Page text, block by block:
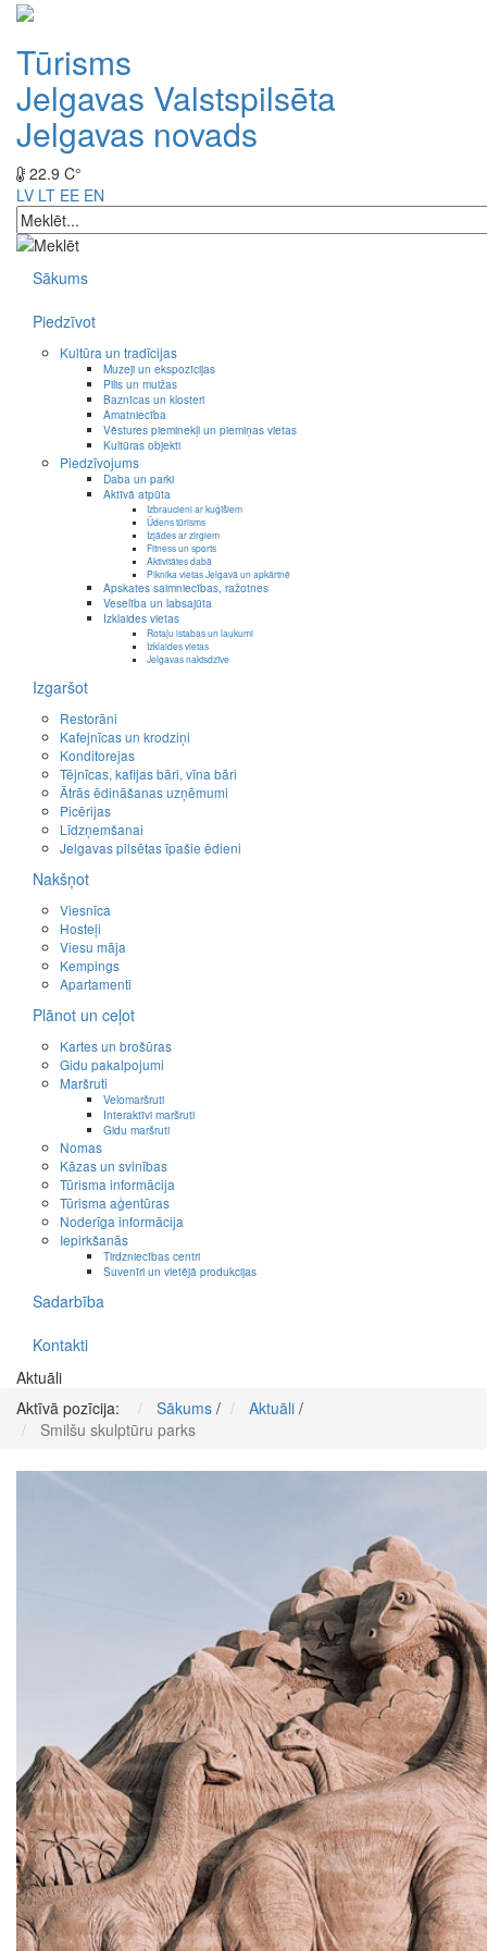
Tūrisms
Jelgavas Valstspilsēta
Jelgavas novads
22.9 C°
LV LT EE EN
Sākums
Piedzīvot
Kultūra un tradīcijas
Muzeji un ekspozīcijas
Pilis un muižas
Baznīcas un klosteri
Amatniecība
Vēstures pieminekļi un piemiņas vietas
Kultūras objekti
Piedzīvojums
Daba un parki
Aktīvā atpūta
Izbraucieni ar kuģīšiem
Ūdens tūrisms
Izjādes ar zirgiem
Fitness un sports
Aktivitātes dabā
Piknika vietas Jelgavā un apkārtnē
Apskates saimniecības, ražotnes
Veselība un labsajūta
Izklaides vietas
Rotaļu istabas un laukumi
Izklaides vietas
Jelgavas naktsdzīve
Izgaršot
Restorāni
Kafejnīcas un krodziņi
Konditorejas
Tējnīcas, kafijas bāri, vīna bāri
Ātrās ēdināšanas uzņēmumi
Picērijas
Līdzņemšanai
Jelgavas pilsētas īpašie ēdieni
Nakšņot
Viesnīca
Hosteļi
Viesu māja
Kempings
Apartamenti
Plānot un ceļot
Kartes un brošūras
Gidu pakalpojumi
Maršruti
Velomaršruti
Interaktīvi maršruti
Gidu maršruti
Nomas
Kāzas un svinības
Tūrisma informācija
Tūrisma aģentūras
Noderīga informācija
Iepirkšanās
Tirdzniecības centri
Suvenīri un vietējā produkcijas
Sadarbība
Kontakti
Aktuāli
Aktīvā pozīcija:
Sākums / Aktuāli /
Smilšu skulptūru parks